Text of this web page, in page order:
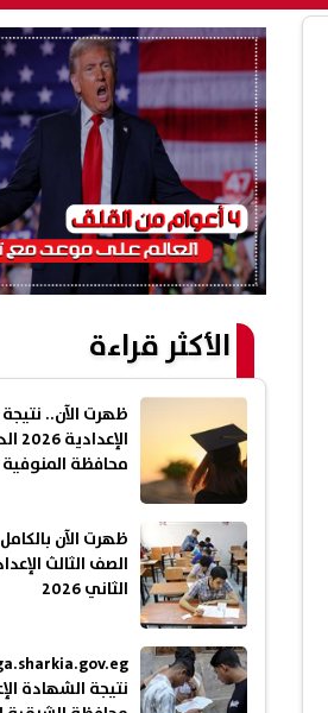
الأكثر قراءة
ظهرت الآن..
محافظة المنوفية
ظهرت الآن
الصف الثالث
الثاني 2026
نتيجة الشهادة